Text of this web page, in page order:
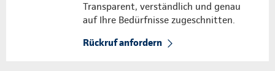
Transparent, verständlich und genau
auf Ihre Bedürfnisse zugeschnitten.
Rückruf anfordern